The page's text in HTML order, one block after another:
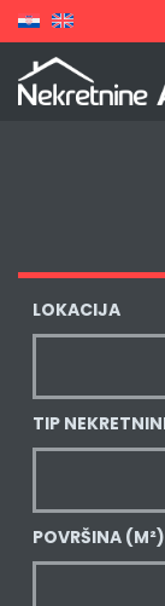
LOKACIJA
TIP
POVRŠINA (M²)